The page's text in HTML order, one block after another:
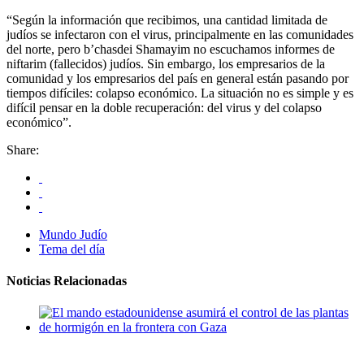
“Según la información que recibimos, una cantidad limitada de
judíos se infectaron con el virus, principalmente en las comunidades
del norte, pero b’chasdei Shamayim no escuchamos informes de
niftarim (fallecidos) judíos. Sin embargo, los empresarios de la
comunidad y los empresarios del país en general están pasando por
tiempos difíciles: colapso económico. La situación no es simple y es
difícil pensar en la doble recuperación: del virus y del colapso
económico”.
Share:
Mundo Judío
Tema del día
Noticias Relacionadas